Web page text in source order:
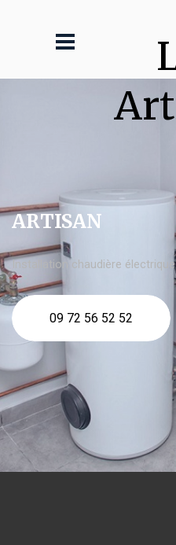
ARTISAN
Installation chaudière
09 72 56 52 52